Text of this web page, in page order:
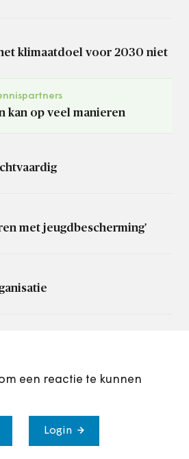
klimaatdoel voor 2030 niet
kan op veel manieren
met jeugdbescherming'
een reactie te kunnen
Login